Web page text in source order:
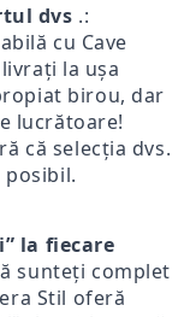
dvs .:
cu Cave
la ușa
birou, dar
lucrătoare!
că selecția dvs.
posibil.
la fiecare
sunteți complet
Stil oferă